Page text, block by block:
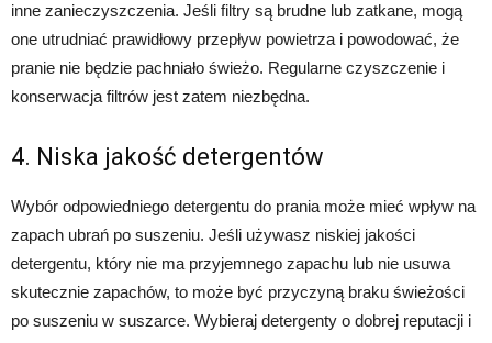
inne zanieczyszczenia. Jeśli filtry są brudne lub zatkane, mogą
one utrudniać prawidłowy przepływ powietrza i powodować, że
pranie nie będzie pachniało świeżo. Regularne czyszczenie i
konserwacja filtrów jest zatem niezbędna.
4. Niska jakość detergentów
Wybór odpowiedniego detergentu do prania może mieć wpływ na
zapach ubrań po suszeniu. Jeśli używasz niskiej jakości
detergentu, który nie ma przyjemnego zapachu lub nie usuwa
skutecznie zapachów, to może być przyczyną braku świeżości
po suszeniu w suszarce. Wybieraj detergenty o dobrej reputacji i